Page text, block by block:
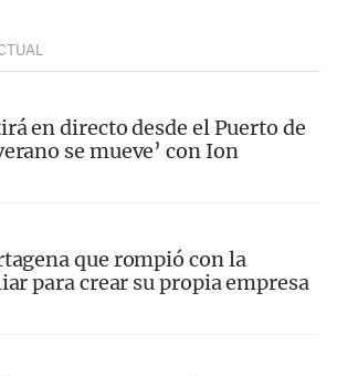
en directo desde el Puerto de
se mueve’ con Ion
que rompió con la
para crear su propia empresa